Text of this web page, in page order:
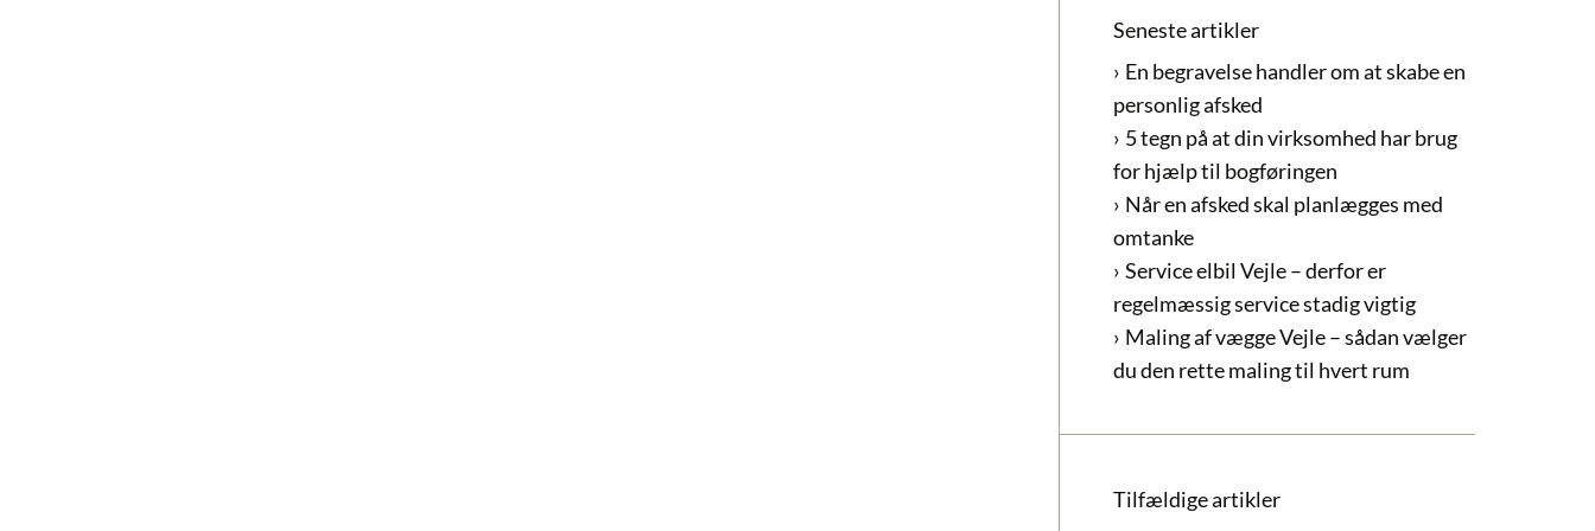
Seneste artikler
En begravelse handler om at skabe en
personlig afsked
5 tegn på at din virksomhed har brug
for hjælp til bogføringen
Når en afsked skal planlægges med
omtanke
Service elbil Vejle – derfor er
regelmæssig service stadig vigtig
Maling af vægge Vejle – sådan vælger
du den rette maling til hvert rum
Tilfældige artikler